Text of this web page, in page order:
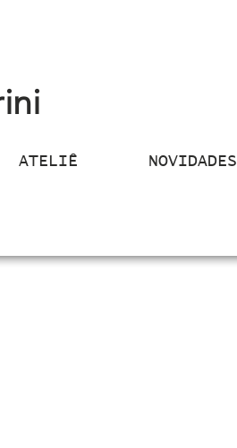
ATELIÊ NOVIDADES